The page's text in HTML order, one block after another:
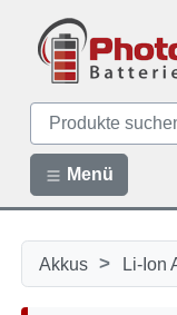
Menü
Akkus > Li-Ion